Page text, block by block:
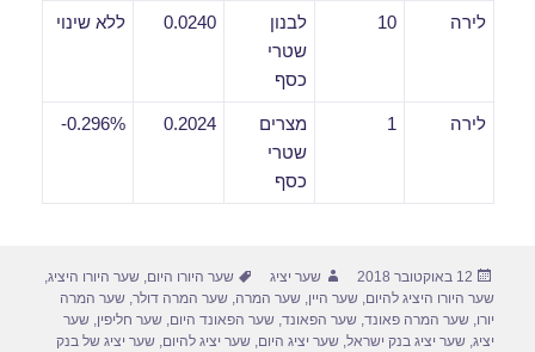
לירה 10
לבנון
שטרי
כסף
0.0240 ללא שינוי
לירה 1
מצרים
שטרי
כסף
0.2024
0.296%-
פורסם
בתאריך
12 באוקטובר 2018 מחבר
שער יציג תגיות
שער היורו היום,שער היורו היציג,
שער היורו היציג להיום,שער היין,שער המרה,שער המרה דולר,שער המרה
יורו,שער המרה פאונד,שער הפאונד,שער הפאונד היום,שער חליפין,שער
יציג,שער יציג בנק ישראל,שער יציג היום,שער יציג להיום,שער יציג של בנק